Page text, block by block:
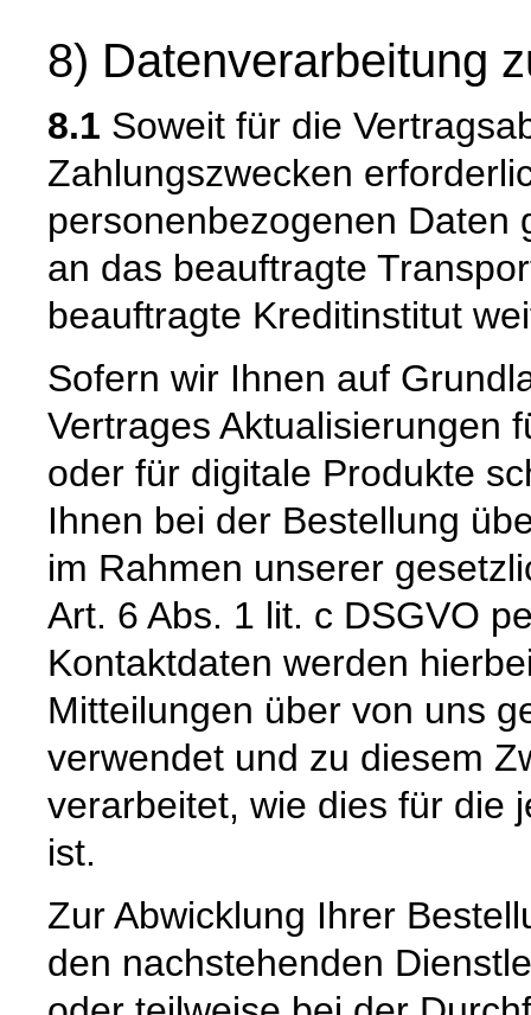
8) Datenverarbeitung
8.1 Soweit für die
Zahlungszwecken
personenbezogenen Daten
an das beauftragte
beauftragte Kreditinstitut
Sofern wir Ihnen auf
Vertrages Aktualisierungen
oder für digitale Produkte
Ihnen bei der Bestellung
im Rahmen unserer
Art. 6 Abs. 1 lit. c DSGVO
Kontaktdaten werden
Mitteilungen über von uns
verwendet und zu diesem
verarbeitet, wie dies für die
ist.
Zur Abwicklung Ihrer
den nachstehenden